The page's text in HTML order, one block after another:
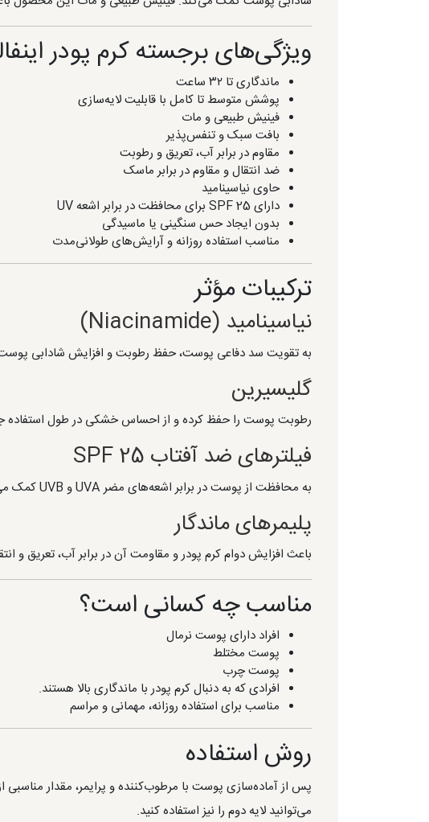
ویژگی‌های برجسته کرم پودر اینفالیبل ۳۲
ماندگاری تا ۳۲ ساعت
پوشش متوسط تا کامل با قابلیت لایه‌سازی
فینیش طبیعی و مات
بافت سبک و تنفس‌پذیر
مقاوم در برابر آب، تعریق و رطوبت
ضد انتقال و مقاوم در برابر ماسک
حاوی نیاسینامید
دارای SPF 25 برای محافظت در برابر اشعه UV
بدون ایجاد حس سنگینی یا ماسیدگی
مناسب استفاده روزانه و آرایش‌های طولانی‌مدت
ترکیبات مؤثر
نیاسینامید (Niacinamide)
به تقویت سد دفاعی پوست، حفظ رطوبت و افزایش شادابی
گلیسیرین
رطوبت پوست را حفظ کرده و از احساس خشکی در طول استفاده
فیلترهای ضد آفتاب SPF 25
به محافظت از پوست در برابر اشعه‌های مضر UVA و UVB کمک می‌کنند؛ البته جایگزین ضدآفتاب نیستند.
پلیمرهای ماندگار
باعث افزایش دوام کرم پودر و مقاومت آن در برابر آب، تعریق و
مناسب چه کسانی است؟
افراد دارای پوست نرمال
پوست مختلط
پوست چرب
افرادی که به دنبال کرم پودر با ماندگاری بالا هستند.
مناسب برای استفاده روزانه، مهمانی و مراسم
روش استفاده
پس از آماده‌سازی پوست با مرطوب‌کننده و پرایمر، مقدار
می‌توانید لایه دوم را نیز استفاده کنید.